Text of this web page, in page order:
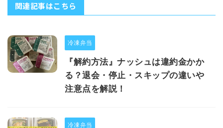
関連記事はこちら
冷凍弁当
『解約方法』ナッシュは違約金かか
る？退会・停止・スキップの違いや
注意点を解説！
冷凍弁当